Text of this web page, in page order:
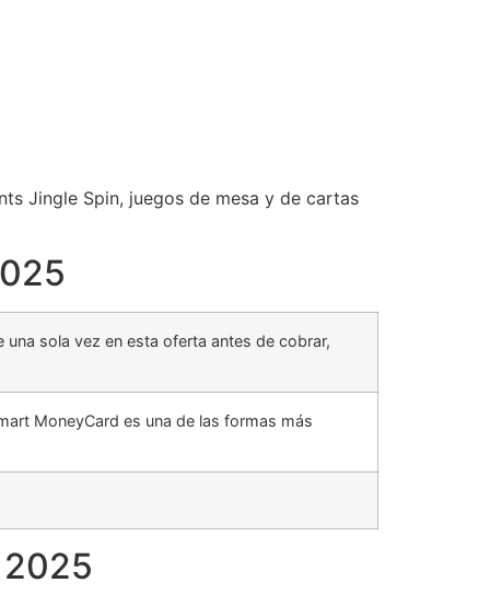
Jingle Spin, juegos de mesa y de cartas
sola vez en esta oferta antes de cobrar,
MoneyCard es una de las formas más